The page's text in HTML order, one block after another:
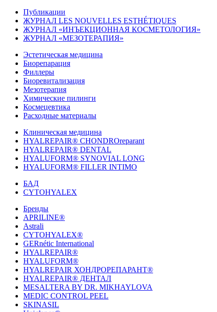
Публикации
ЖУРНАЛ LES NOUVELLES ESTHÉTIQUES
ЖУРНАЛ «ИНЪЕКЦИОННАЯ КОСМЕТОЛОГИЯ»
ЖУРНАЛ «МЕЗОТЕРАПИЯ»
Эстетическая медицина
Биорепарация
Филлеры
Биоревитализация
Мезотерапия
Химические пилинги
Космецевтика
Расходные материалы
Клиническая медицина
HYALREPAIR® CHONDROreparant
HYALREPAIR® DENTAL
HYALUFORM® SYNOVIAL LONG
HYALUFORM® FILLER INTIMO
БАД
CYTOHYALEX
Бренды
APRILINE®
Astrali
CYTOHYALEX®
GERnétic International
HYALREPAIR®
HYALUFORM®
HYALREPAIR ХОНДРОРЕПАРАНТ®
HYALREPAIR® ДЕНТАЛ
MESALTERA BY DR. MIKHAYLOVA
MEDIC CONTROL PEEL
SKINASIL